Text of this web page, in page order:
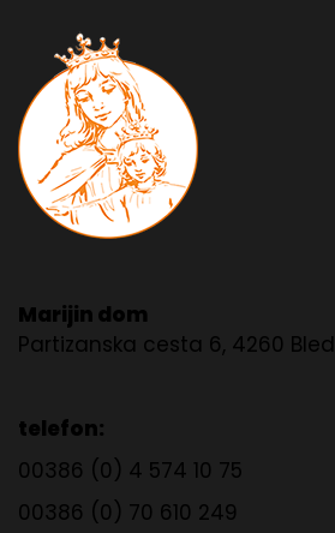
Marijin dom
Partizanska cesta 6, 4260 Bled
telefon:
00386 (0) 4 574 10 75
00386 (0) 70 610 249